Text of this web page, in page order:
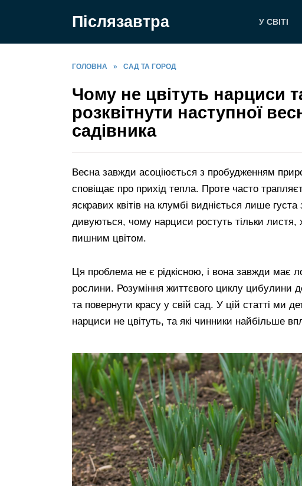
Післязавтра У СВІТІ
ГОЛОВНА » САД ТА ГОРОД
Чому не цвітуть нарциси
розквітнути наступної
садівника
Весна завжди асоціюється з пробудженням
сповіщає про прихід тепла. Проте часто
яскравих квітів на клумбі видніється лише
дивуються, чому нарциси ростуть тільки
пишним цвітом.
Ця проблема не є рідкісною, і вона завжди має
рослини. Розуміння життєвого циклу
та повернути красу у свій сад. У цій статті ми
нарциси не цвітуть, та які чинники найбільше